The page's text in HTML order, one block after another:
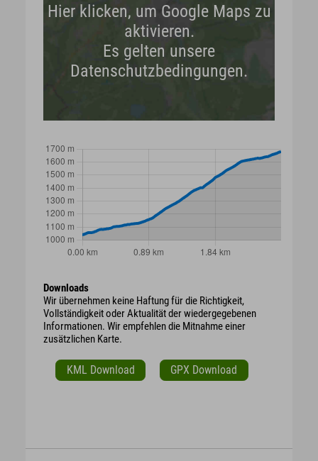
Hier klicken, um Google Maps zu
aktivieren.
Es gelten unsere
Datenschutzbedingungen.
Downloads
Wir übernehmen keine Haftung für die Richtigkeit,
Vollständigkeit oder Aktualität der wiedergegebenen
Informationen. Wir empfehlen die Mitnahme einer
zusätzlichen Karte.
KML Download GPX Download